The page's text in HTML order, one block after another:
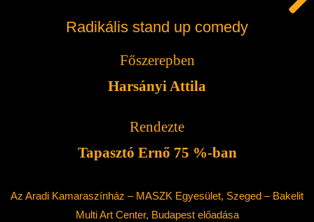
Radikális stand up comedy
Főszerepben
Harsányi Attila
Rendezte
Tapasztó Ernő 75 %-ban
Az Aradi Kamaraszínház – MASZK Egyesület, Szeged – Bakelit
Multi Art Center, Budapest előadása